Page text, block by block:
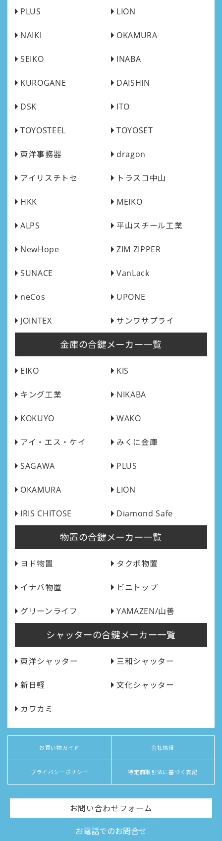
PLUS LION
NAIKI OKAMURA
SEIKO INABA
KUROGANE DAISHIN
DSK ITO
TOYOSTEEL TOYOSET
東洋事務器 dragon
アイリスチトセ トラスコ中山
HKK MEIKO
ALPS 平山スチール工業
NewHope ZIM ZIPPER
SUNACE VanLack
neCos UPONE
JOINTEX サンワサプライ
金庫の合鍵メーカー一覧
EIKO KIS
キング工業 NIKABA
KOKUYO WAKO
アイ・エス・ケイ みくに金庫
SAGAWA PLUS
OKAMURA LION
IRIS CHITOSE Diamond Safe
物置の合鍵メーカー一覧
ヨド物置 タクボ物置
イナバ物置 ビニトップ
グリーンライフ YAMAZEN/山善
シャッターの合鍵メーカー一覧
東洋シャッター 三和シャッター
新日軽 文化シャッター
カワカミ
お買い物ガイド 会社情報
プライバシーポリシー 特定商取引法に基づく表記
お問い合わせフォーム
お電話でのお問合せ